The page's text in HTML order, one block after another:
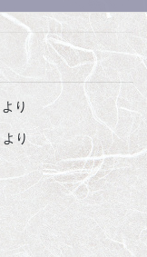
より
より